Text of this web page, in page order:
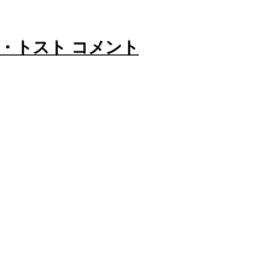
トスト コメント